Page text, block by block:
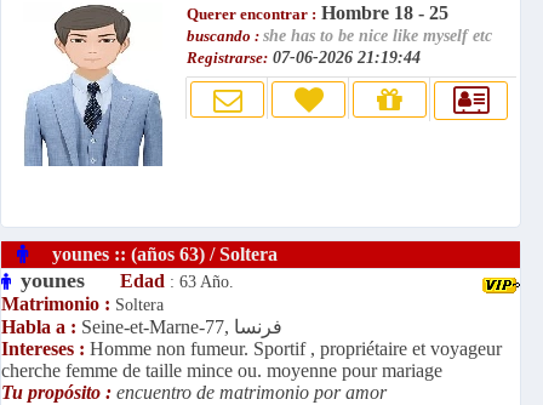
Querer encontrar : Hombre 18 - 25
buscando : she has to be nice like myself etc
Registrarse: 07-06-2026 21:19:44
younes :: (años 63) / Soltera
younes Edad : 63 Año.
Matrimonio : Soltera
Habla a :
Seine-et-Marne-77, فرنسا
Intereses : Homme non fumeur. Sportif , propriétaire et voyageur
cherche femme de taille mince ou. moyenne pour mariage
Tu propósito : encuentro de matrimonio por amor